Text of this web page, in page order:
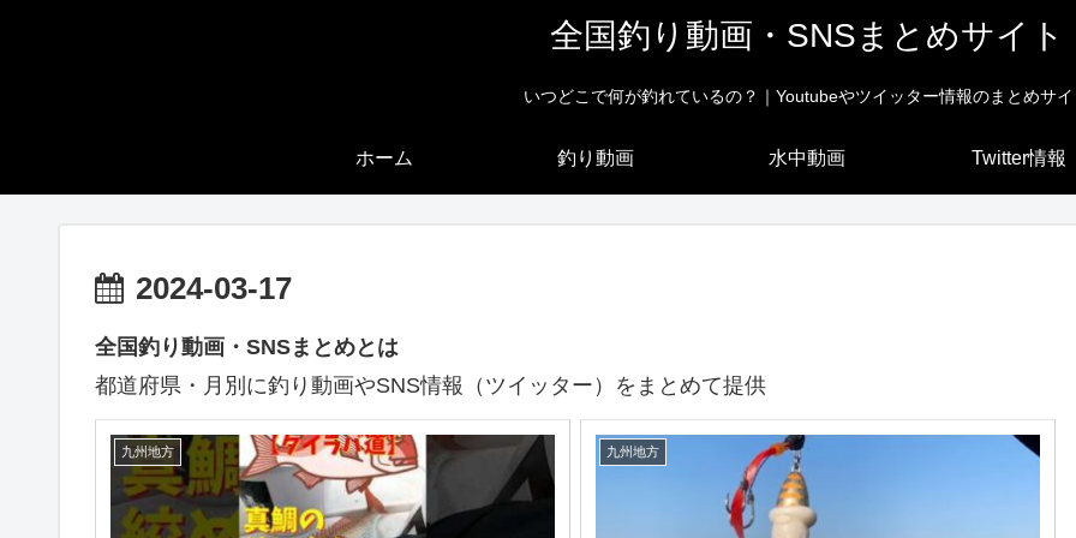
全国釣り動画・SNSまとめサイト
いつどこで何が釣れているの？｜Youtubeやツイッター情報のまとめサイ
ホーム 釣り動画 水中動画 Twitter情報
2024-03-17
全国釣り動画・SNSまとめとは
都道府県・月別に釣り動画やSNS情報（ツイッター）をまとめて提供
九州地方 九州地方